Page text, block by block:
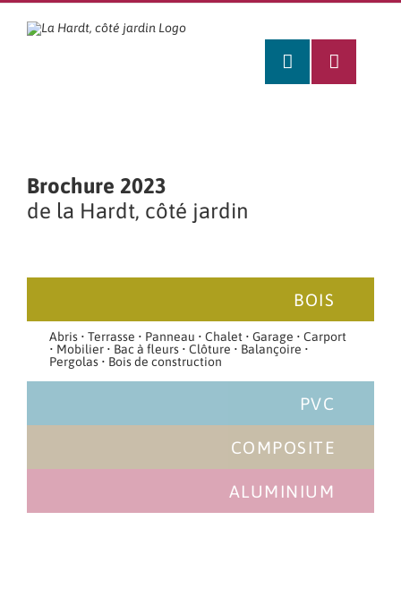
Passer
Brochure 2023
de la Hardt, côté jardin
BOIS
Abris • Terrasse • Panneau • Chalet • Garage • Carport
• Mobilier • Bac à fleurs • Clôture • Balançoire •
Pergolas • Bois de construction
PVC
COMPOSITE
ALUMINIUM